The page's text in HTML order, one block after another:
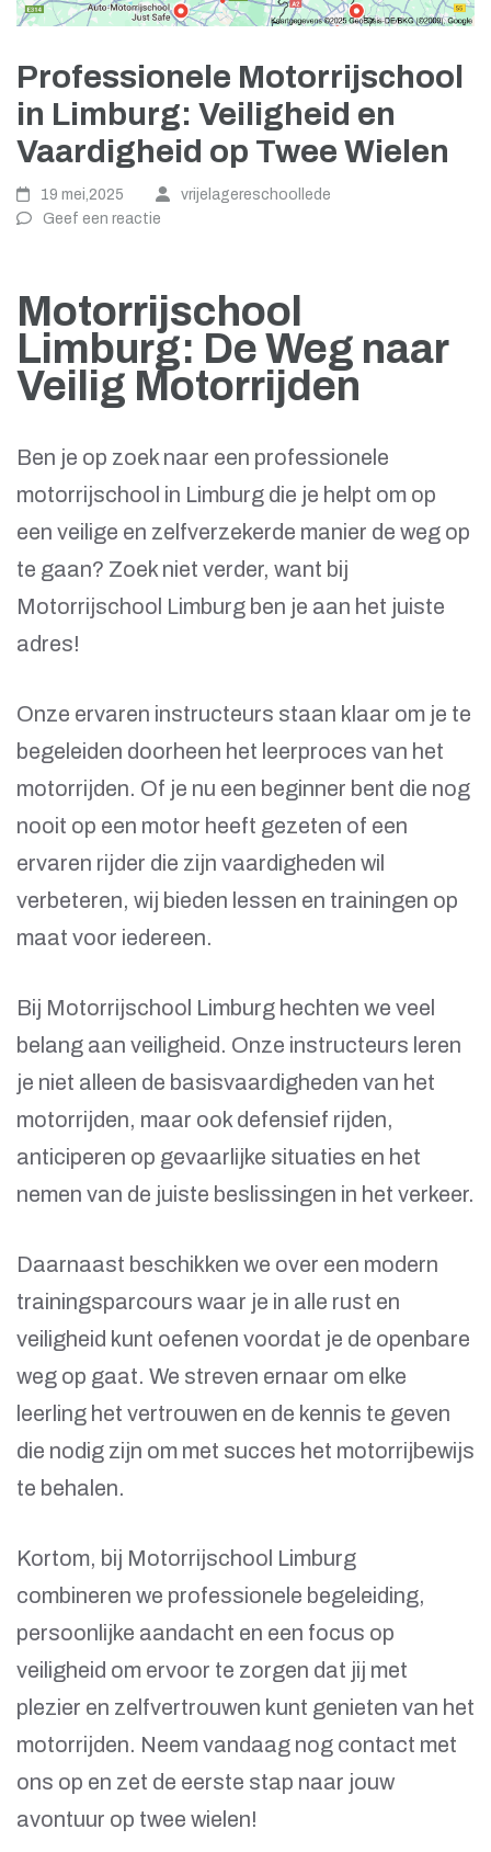
Professionele Motorrijschool
in Limburg: Veiligheid en
Vaardigheid op Twee Wielen
19 mei,2025
vrijelagereschoollede
Geef een reactie
Motorrijschool
Limburg: De Weg naar
Veilig Motorrijden
Ben je op zoek naar een professionele
motorrijschool in Limburg die je helpt om op
een veilige en zelfverzekerde manier de weg op
te gaan? Zoek niet verder, want bij
Motorrijschool Limburg ben je aan het juiste
adres!
Onze ervaren instructeurs staan klaar om je te
begeleiden doorheen het leerproces van het
motorrijden. Of je nu een beginner bent die nog
nooit op een motor heeft gezeten of een
ervaren rijder die zijn vaardigheden wil
verbeteren, wij bieden lessen en trainingen op
maat voor iedereen.
Bij Motorrijschool Limburg hechten we veel
belang aan veiligheid. Onze instructeurs leren
je niet alleen de basisvaardigheden van het
motorrijden, maar ook defensief rijden,
anticiperen op gevaarlijke situaties en het
nemen van de juiste beslissingen in het verkeer.
Daarnaast beschikken we over een modern
trainingsparcours waar je in alle rust en
veiligheid kunt oefenen voordat je de openbare
weg op gaat. We streven ernaar om elke
leerling het vertrouwen en de kennis te geven
die nodig zijn om met succes het motorrijbewijs
te behalen.
Kortom, bij Motorrijschool Limburg
combineren we professionele begeleiding,
persoonlijke aandacht en een focus op
veiligheid om ervoor te zorgen dat jij met
plezier en zelfvertrouwen kunt genieten van het
motorrijden. Neem vandaag nog contact met
ons op en zet de eerste stap naar jouw
avontuur op twee wielen!